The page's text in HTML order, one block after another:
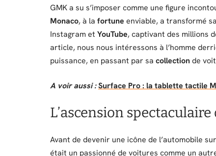
GMK a su s’imposer comme une figure
Monaco, à la fortune enviable, a transformé
Instagram et YouTube, captivant des millions
article, nous nous intéressons à l’homme
puissance, en passant par sa collectionde
A voir aussi :Surface Pro : la tablette tactile
L’ascension
Avant de devenir une icône de l’automobile
était un passionné de voitures comme un